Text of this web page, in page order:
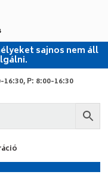
sajnos nem áll
16:30, P: 8:00-16:30